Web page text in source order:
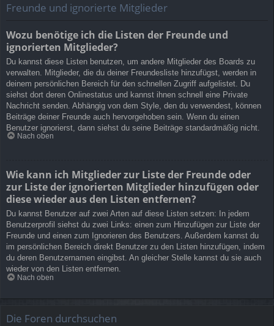
Freunde und ignorierte Mitglieder
Wozu benötige ich die Listen der Freunde und
ignorierten Mitglieder?
Du kannst diese Listen benutzen, um andere Mitglieder des Boards zu
verwalten. Mitglieder, die du deiner Freundesliste hinzufügst, werden in
deinem persönlichen Bereich für den schnellen Zugriff aufgelistet. Du
siehst dort deren Onlinestatus und kannst ihnen schnell eine Private
Nachricht senden. Abhängig von dem Style, den du verwendest, können
Beiträge deiner Freunde auch hervorgehoben sein. Wenn du einen
Benutzer ignorierst, dann siehst du seine Beiträge standardmäßig nicht.
Nach oben
Wie kann ich Mitglieder zur Liste der Freunde oder
zur Liste der ignorierten Mitglieder hinzufügen oder
diese wieder aus den Listen entfernen?
Du kannst Benutzer auf zwei Arten auf diese Listen setzen: In jedem
Benutzerprofil siehst du zwei Links: einen zum Hinzufügen zur Liste der
Freunde und einen zum Ignorieren des Benutzers. Außerdem kannst du
im persönlichen Bereich direkt Benutzer zu den Listen hinzufügen, indem
du deren Benutzernamen eingibst. An gleicher Stelle kannst du sie auch
wieder von den Listen entfernen.
Nach oben
Die Foren durchsuchen